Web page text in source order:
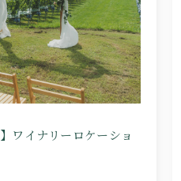
ワイナリーロケーショ